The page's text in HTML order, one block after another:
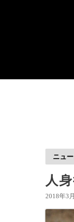
ニュ
人
2018年3